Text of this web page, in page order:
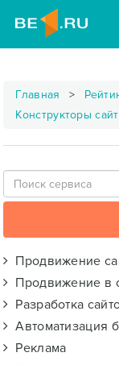
Главная
Конструкторы
Продвижение
Продвижение в
Разработка
Автоматизация
Реклама